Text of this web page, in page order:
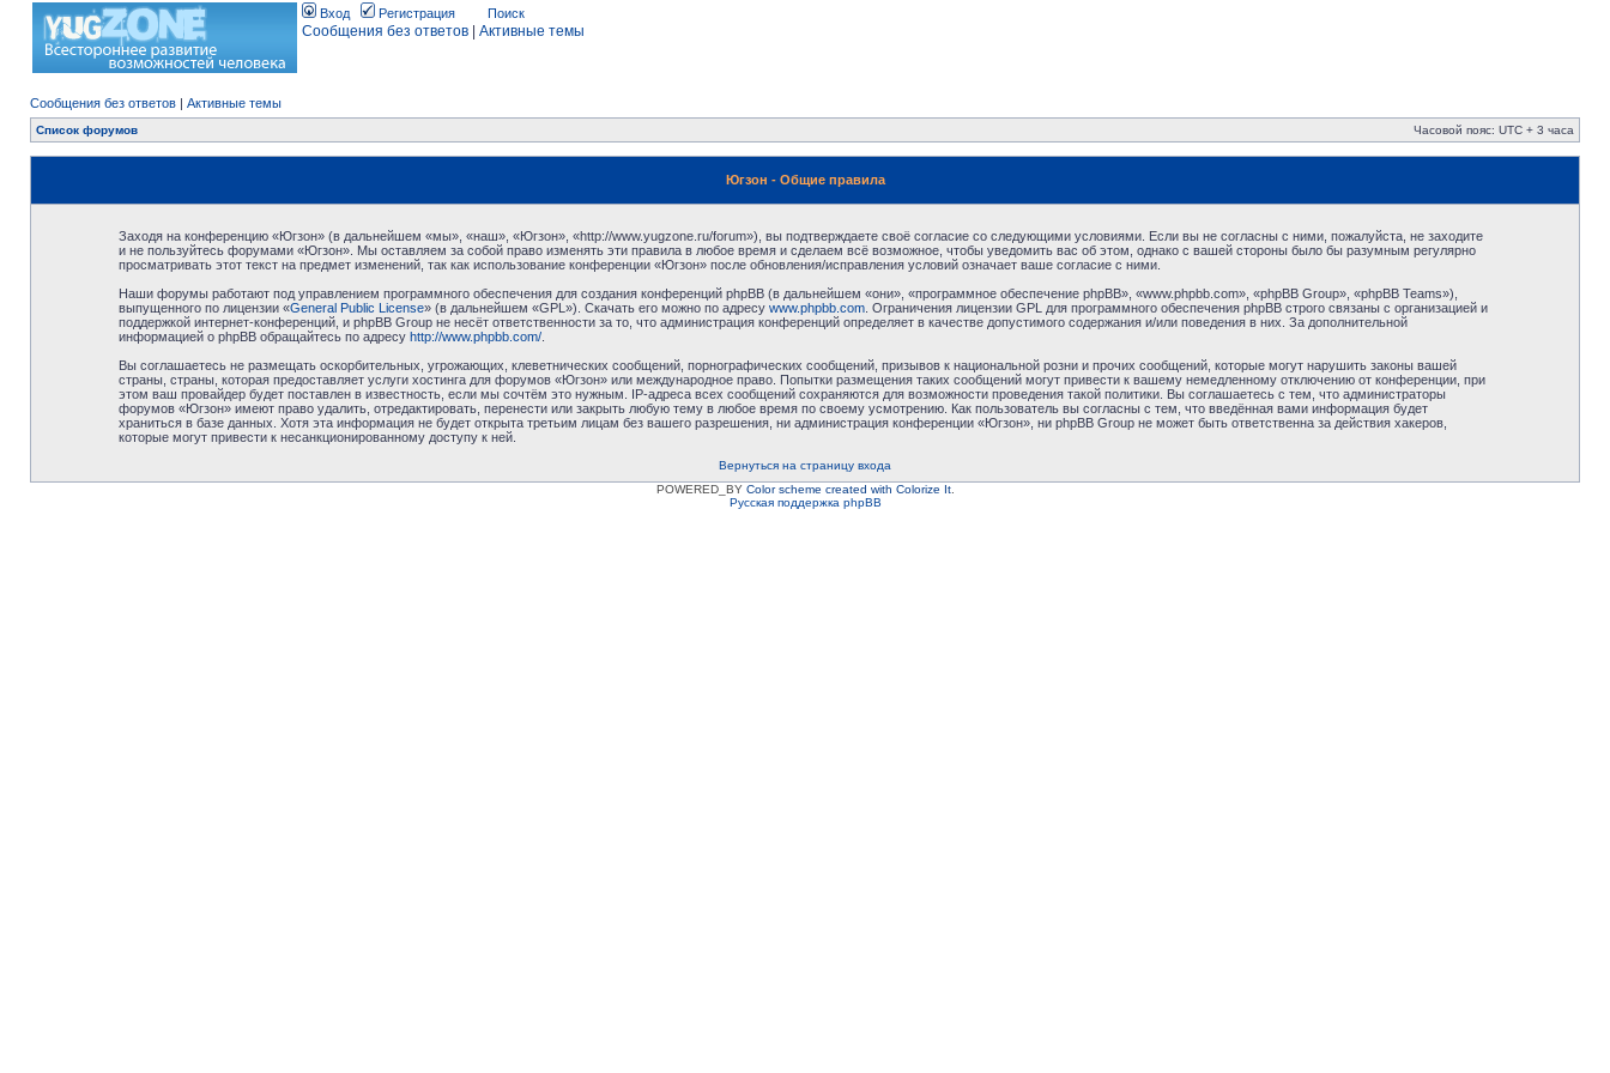
Вход Регистрация Поиск
Сообщения без ответов Активные темы
Сообщения без ответов | Активные темы
Список форумов Часовой пояс: UTC + 3 часа
Югзон - Общие правила
Заходя на конференцию «Югзон» (в дальнейшем «мы», «наш», «Югзон», «http://www.yugzone.ru/forum»), вы подтверждаете своё согласие со следующими условиями. Если вы не согласны с ними, пожалуйста, не заходите
и не пользуйтесь форумами «Югзон». Мы оставляем за собой право изменять эти правила в любое время и сделаем всё возможное, чтобы уведомить вас об этом, однако с вашей стороны было бы разумным регулярно
просматривать этот текст на предмет изменений, так как использование конференции «Югзон» после обновления/исправления условий означает ваше согласие с ними.
Наши форумы работают под управлением программного обеспечения для создания конференций phpBB (в дальнейшем «они», «программное обеспечение phpBB», «www.phpbb.com», «phpBB Group», «phpBB Teams»),
выпущенного по лицензии «General Public License» (в дальнейшем «GPL»). Скачать его можно по адресу www.phpbb.com. Ограничения лицензии GPL для программного обеспечения phpBB строго связаны с организацией и
поддержкой интернет-конференций, и phpBB Group не несёт ответственности за то, что администрация конференций определяет в качестве допустимого содержания и/или поведения в них. За дополнительной
информацией о phpBB обращайтесь по адресу http://www.phpbb.com/.
Вы соглашаетесь не размещать оскорбительных, угрожающих, клеветнических сообщений, порнографических сообщений, призывов к национальной розни и прочих сообщений, которые могут нарушить законы вашей
страны, страны, которая предоставляет услуги хостинга для форумов «Югзон» или международное право. Попытки размещения таких сообщений могут привести к вашему немедленному отключению от конференции, при
этом ваш провайдер будет поставлен в известность, если мы сочтём это нужным. IP-адреса всех сообщений сохраняются для возможности проведения такой политики. Вы соглашаетесь с тем, что администраторы
форумов «Югзон» имеют право удалить, отредактировать, перенести или закрыть любую тему в любое время по своему усмотрению. Как пользователь вы согласны с тем, что введённая вами информация будет
храниться в базе данных. Хотя эта информация не будет открыта третьим лицам без вашего разрешения, ни администрация конференции «Югзон», ни phpBB Group не может быть ответственна за действия хакеров,
которые могут привести к несанкционированному доступу к ней.
Вернуться на страницу входа
POWERED_BY Color scheme created with Colorize It.
Русская поддержка phpBB